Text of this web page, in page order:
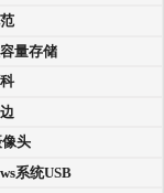
量存储
头
系统USB